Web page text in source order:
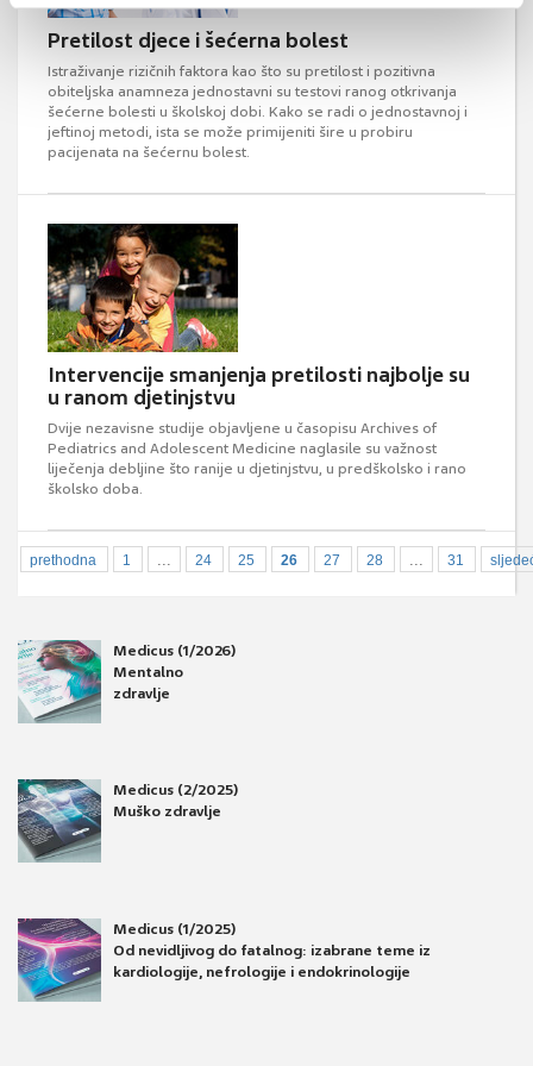
Pretilost djece i šećerna bolest
Istraživanje rizičnih faktora kao što su pretilost i pozitivna
obiteljska anamneza jednostavni su testovi ranog otkrivanja
šećerne bolesti u školskoj dobi. Kako se radi o jednostavnoj i
jeftinoj metodi, ista se može primijeniti šire u probiru
pacijenata na šećernu bolest.
Intervencije smanjenja pretilosti najbolje su
u ranom djetinjstvu
Dvije nezavisne studije objavljene u časopisu Archives of
Pediatrics and Adolescent Medicine naglasile su važnost
liječenja debljine što ranije u djetinjstvu, u predškolsko i rano
školsko doba.
prethodna 1 ... 24 25 26 27 28 ... 31
Medicus (1/2026)
Mentalno
zdravlje
Medicus (2/2025)
Muško zdravlje
Medicus (1/2025)
Od nevidljivog do fatalnog: izabrane teme iz
kardiologije, nefrologije i endokrinologije